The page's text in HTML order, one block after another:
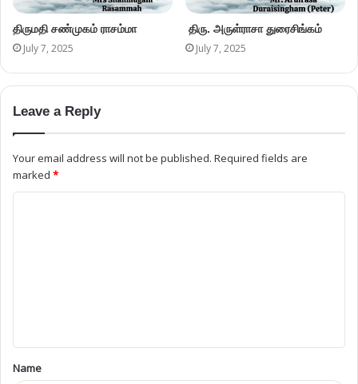
திருமதி சண்முகம் ராசம்மா
July 7, 2025
திரு. அருள்ராசா துரைசிங்கம்
July 7, 2025
Leave a Reply
Your email address will not be published. Required fields are
marked *
Name